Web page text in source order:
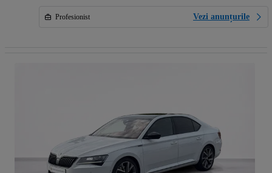
Profesionist Vezi anunțurile